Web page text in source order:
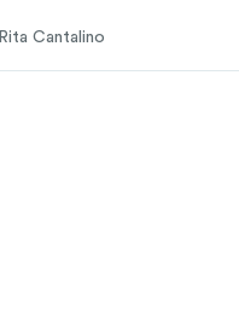
Rita Cantalino